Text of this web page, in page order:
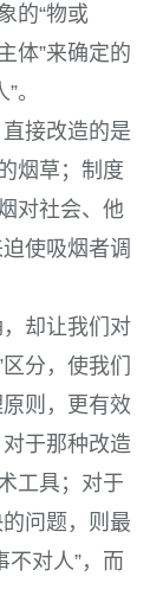
的“物或
体”来确定的
。
接改造的是
烟草；制度
对社会、他
使吸烟者调
却让我们对
区分，使我们
则，更有效
于那种改造
工具；对于
问题，则最
不对人”，而